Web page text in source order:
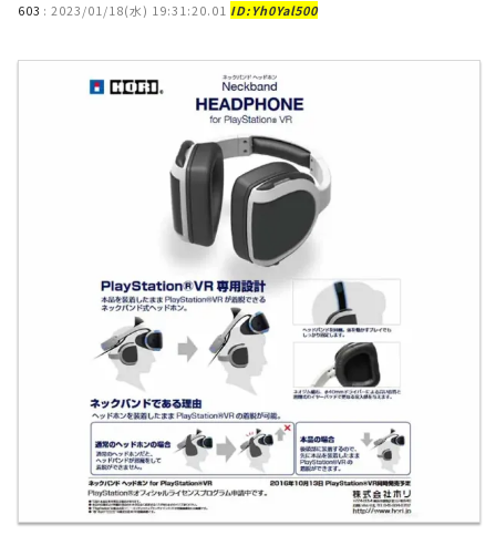
603 : 2023/01/18(水) 19:31:20.01 ID:Yh0Yal500